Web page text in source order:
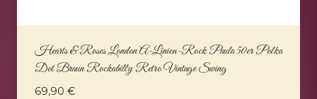
Hearts & Roses London A-Linien-Rock Paula 50er Polka
Dot Braun Rockabilly Retro Vintage Swing
69,90 €